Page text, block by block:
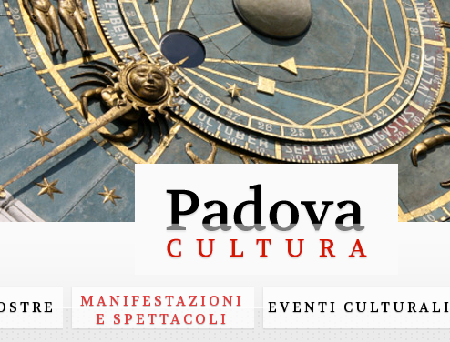
Skip to
main
content
MANIFESTAZIONI
E SPETTACOLI
EVENTI CULTURALI